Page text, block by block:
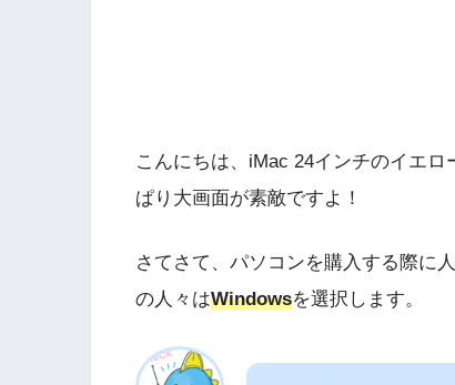
こんにちは、iMac 24インチのイエ
ぱり大画面が素敵ですよ！
さてさて、パソコンを購入する際に
の人々はWindowsを選択します。